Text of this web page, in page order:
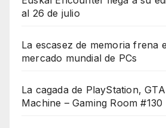
al 26 de julio
La escasez de memoria frena
mercado mundial de PCs
La cagada de PlayStation,
Machine – Gaming Room #130